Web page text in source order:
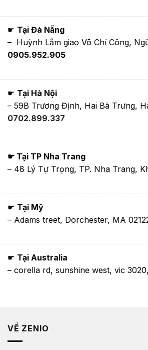
☛ Tại Đà Nẵng
– Huỳnh Lắm giao Võ Chí Công,
0905.952.905
☛ Tại Hà Nội
– 59B Trương Định, Hai Bà Trưng,
0702.899.337
☛ Tại TP Nha Trang
– 48 Lý Tự Trọng, TP. Nha Trang,
☛ Tại Mỹ
– Adams treet, Dorchester, MA
☛ Tại Australia
– corella rd, sunshine west, vic
VỀ ZENIO